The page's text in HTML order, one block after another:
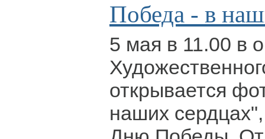
Победа - в
5 мая в 11.00 в
открывается
наших